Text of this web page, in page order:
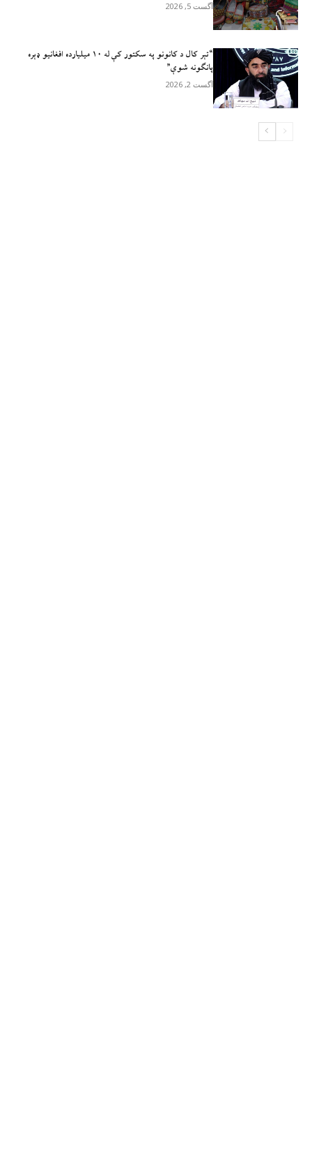
آگست 5, 2026
“تېر کال د کانونو په سکتور کې له ۱۰ میلیارده افغانیو ډېره
پانګونه شوې”
آگست 2, 2026